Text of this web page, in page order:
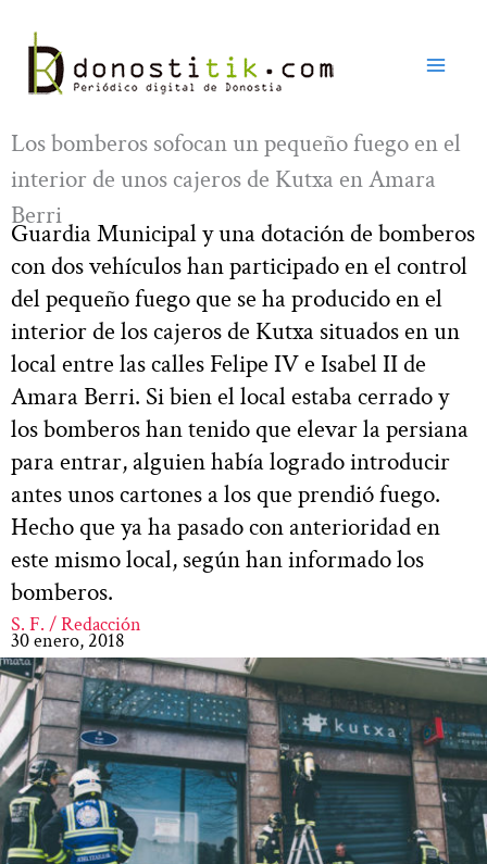
contenido
Los bomberos sofocan un pequeño fuego en el
interior de unos cajeros de Kutxa en Amara
Berri
Guardia Municipal y una dotación de bomberos
con dos vehículos han participado en el control
del pequeño fuego que se ha producido en el
interior de los cajeros de Kutxa situados en un
local entre las calles Felipe IV e Isabel II de
Amara Berri. Si bien el local estaba cerrado y
los bomberos han tenido que elevar la persiana
para entrar, alguien había logrado introducir
antes unos cartones a los que prendió fuego.
Hecho que ya ha pasado con anterioridad en
este mismo local, según han informado los
bomberos.
S. F. / Redacción
30 enero, 2018